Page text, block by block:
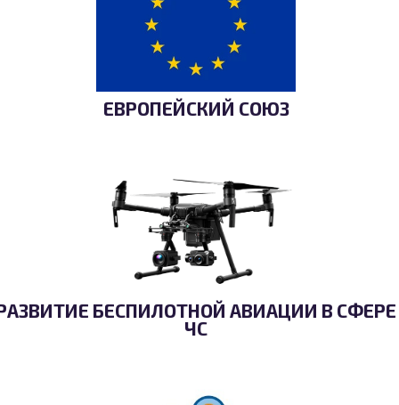
ЕВРОПЕЙСКИЙ СОЮЗ
БЕСПИЛОТНОЙ АВИАЦИИ В СФЕРЕ
ЧС